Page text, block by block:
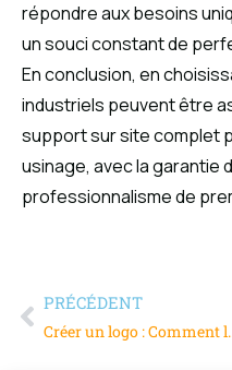
répondre aux besoins
un souci constant de
En conclusion, en
industriels peuvent être
support sur site complet
usinage, avec la garantie
professionnalisme de
PRÉCÉDENT
Créer un logo :